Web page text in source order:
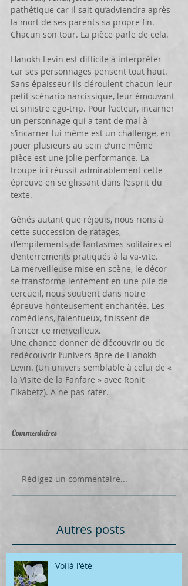
pathétique car il sait qu’adviendra après
la mort de ses parents sa propre fin.
Chacun son tour. La pièce parle de cela.
Hanokh Levin est difficile à interpréter
car ses personnages pensent tout haut.
Sans épaisseur ils déroulent chacun leur
petit scénario narcissique, leur émouvant
et sinistre ego-trip. Pour l’acteur, incarner
un personnage qui a tant de mal à
s’incarner lui même est un challenge, en
jouer plusieurs au sein d’une même
pièce est une jolie performance. La
troupe ici réussit admirablement cette
épreuve en se glissant dans l’esprit du
texte.
Gênés autant que réjouis, nous rions à
cette succession de ratages,
d’empilements de fantasmes solitaires et
d’enterrements pratiqués à la va-vite.
La merveilleuse mise en scène, le décor
se transforme lentement en une pile de
cercueil, nous soutient dans notre
épreuve honteusement enchantée. Les
comédiens, talentueux, finissent de
froncer ce merveilleux.
Une chance donner de découvrir ou de
redécouvrir l’univers âpre de Hanokh
Levin. (Un univers semblable à celui de «
la Visite de la Fanfare » avec Ronit
Elkabetz). A ne pas rater.
Commentaires
Rédigez un commentaire...
Autres posts
Voilà l'été